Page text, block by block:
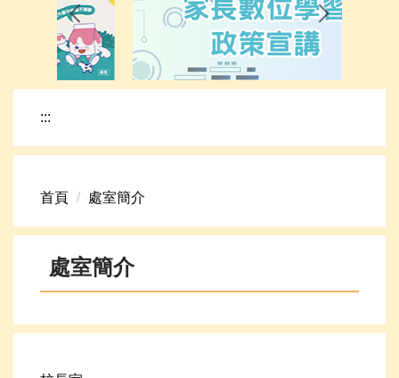
處室簡介
榮譽事項
下載專區
網路資源
新生專區
高中升學資訊
:::
首頁 處室簡介
處室簡介